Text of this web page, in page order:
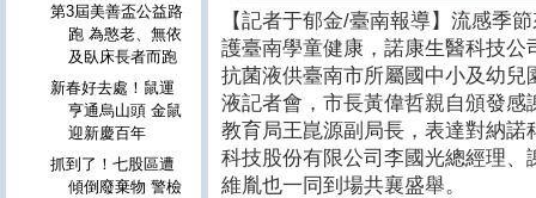
【記者于郁金/臺南報導】流感季
護臺南學童健康，諾康生醫科技
抗菌液供臺南市所屬國中小及幼
液記者會，市長黃偉哲親自頒發
教育局王崑源副局長，表達對納
科技股份有限公司李國光總經理
維胤也一同到場共襄盛舉。
第3屆美善盃公益路
跑 為憨老、無依
及臥床長者而跑
新春好去處！鼠運
亨通烏山頭 金鼠
迎新慶百年
抓到了！七股區遭
傾倒廢棄物 警檢